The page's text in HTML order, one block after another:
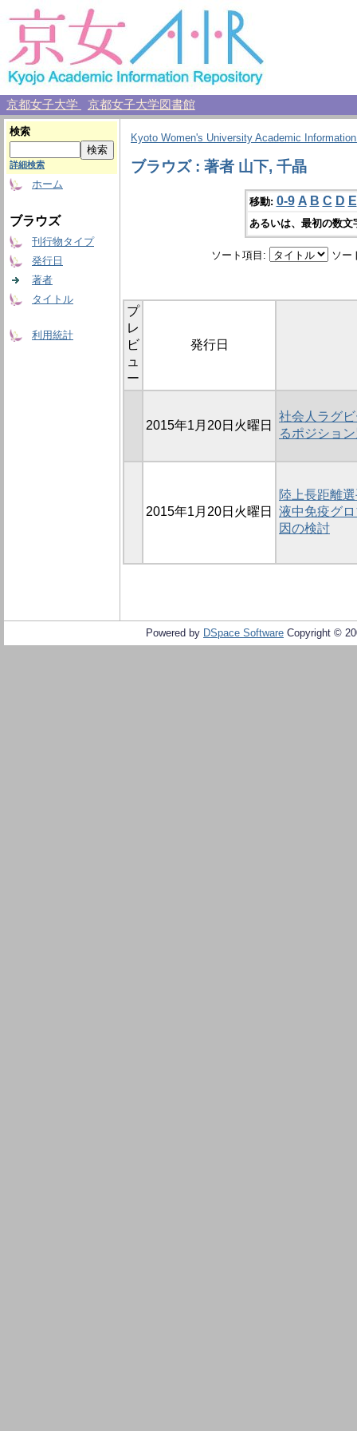
京都女子大学 京都女子大学図書館
検索
詳細検索
ホーム
ブラウズ
刊行物タイプ
発行日
著者
タイトル
利用統計
Kyoto Women's University Academic
ブラウズ : 著者 山下, 千晶
移動: 0-9 A B C D E
あるいは、最初の数
ソート項目: ソー
プ
レ
ビ
ュ
ー
発行日
2015年1月20日火曜日
社会人ラグ
るポジショ
2015年1月20日火曜日
陸上長距離
液中免疫グ
因の検討
Powered by DSpace Software Copyright ©